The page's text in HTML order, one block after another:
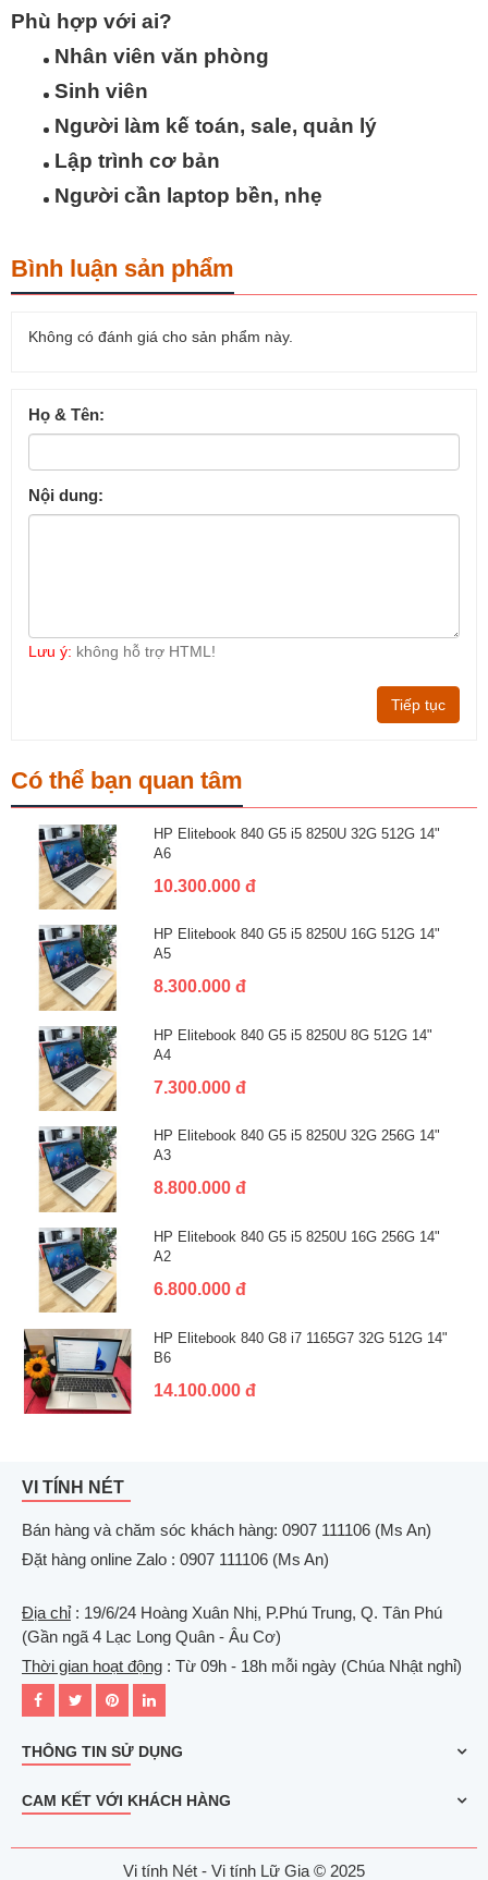
Phù hợp với ai?
Nhân viên văn phòng
Sinh viên
Người làm kế toán, sale, quản lý
Lập trình cơ bản
Người cần laptop bền, nhẹ
Bình luận sản phẩm
Không có đánh giá cho sản phẩm này.
Họ & Tên:
Nội dung:
Lưu ý: không hỗ trợ HTML!
Tiếp tục
Có thể bạn quan tâm
HP Elitebook 840 G5 i5 8250U 32G 512G 14"
A6
10.300.000 đ
HP Elitebook 840 G5 i5 8250U 16G 512G 14"
A5
8.300.000 đ
HP Elitebook 840 G5 i5 8250U 8G 512G 14"
A4
7.300.000 đ
HP Elitebook 840 G5 i5 8250U 32G 256G 14"
A3
8.800.000 đ
HP Elitebook 840 G5 i5 8250U 16G 256G 14"
A2
6.800.000 đ
HP Elitebook 840 G8 i7 1165G7 32G 512G 14"
B6
14.100.000 đ
VI TÍNH NÉT
Bán hàng và chăm sóc khách hàng: 0907 111106 (Ms An)
Đặt hàng online Zalo : 0907 111106 (Ms An)
Địa chỉ: 19/6/24 Hoàng Xuân Nhị, P.Phú Trung, Q. Tân Phú
(Gần ngã 4 Lạc Long Quân - Âu Cơ)
Thời gian hoạt động : Từ 09h - 18h mỗi ngày (Chúa Nhật nghỉ)
THÔNG TIN SỬ DỤNG
CAM KẾT VỚI KHÁCH HÀNG
Vi tính Nét - Vi tính Lữ Gia © 2025